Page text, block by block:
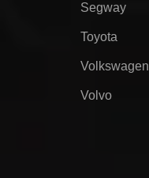
Segway
Toyota
Volkswagen
Volvo